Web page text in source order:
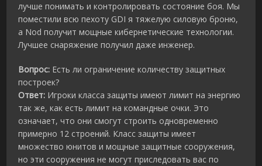
лучше понимать и контролировать состояние боя. Мы
поместили всю пехоту GDI я тяжелую силовую броню,
а Nod получит мощные кибернетические технологии.
Лучшее снаряжение получил даже инженер.
Вопрос: Есть ли ограничение количеству защитных
построек?
Ответ: Игроки класса защиты имеют лимит на энергию
так же, как есть лимит на командные очки. Это
означает, что они смогут строить одновременно
примерно 12 строений. Класс защиты имеет
множество юнитов и мощные защитные сооружения,
но эти сооружения не могут приследовать вас по